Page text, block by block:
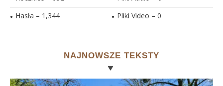
Hasła – 1,344
Pliki Video – 0
NAJNOWSZE TEKSTY